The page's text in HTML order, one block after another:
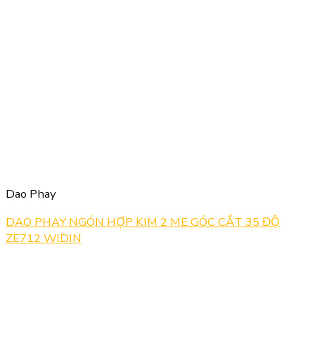
Dao Phay
DAO PHAY NGÓN HỢP KIM 2 ME GÓC CẮT 35 ĐỘ
ZE712 WIDIN